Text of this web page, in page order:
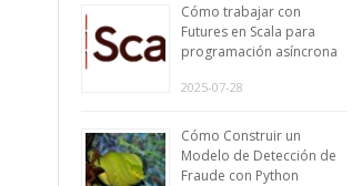
Cómo trabajar con
Futures en Scala para
programación asíncrona
2025-07-28
Cómo Construir un
Modelo de Detección de
Fraude con Python